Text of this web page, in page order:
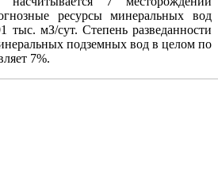
ресурсы минеральных вод
тыс. мЗ/сут. Степень разведанности
подземных вод в целом по
7%.